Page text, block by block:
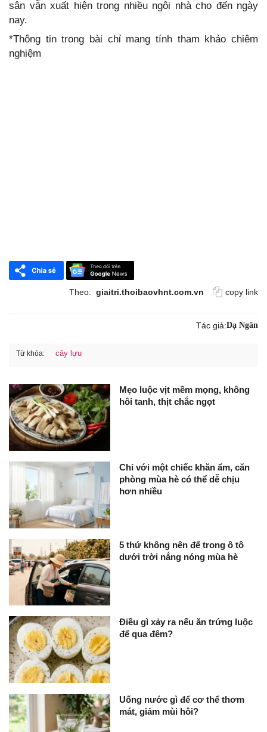
sân vẫn xuất hiện trong nhiều ngôi nhà cho đến ngày
nay.
*Thông tin trong bài chỉ mang tính tham khảo chiêm
nghiệm
Theo: giaitri.thoibaovhnt.com.vn copy link
Tác giả:Dạ Ngân
Từ khóa: cây lựu
Mẹo luộc vịt mềm mọng, không
hôi tanh, thịt chắc ngọt
Chỉ với một chiếc khăn ẩm, căn
phòng mùa hè có thể dễ chịu
hơn nhiều
5 thứ không nên để trong ô tô
dưới trời nắng nóng mùa hè
Điều gì xảy ra nếu ăn trứng luộc
để qua đêm?
Uống nước gì để cơ thể thơm
mát, giảm mùi hôi?